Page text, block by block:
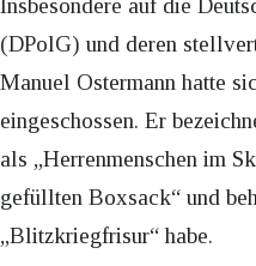
Insbesondere auf die
(DPolG) und deren
Manuel Ostermann hatte
eingeschossen. Er
als „Herrenmenschen im
gefüllten Boxsack“ und
„Blitzkriegfrisur“ habe.